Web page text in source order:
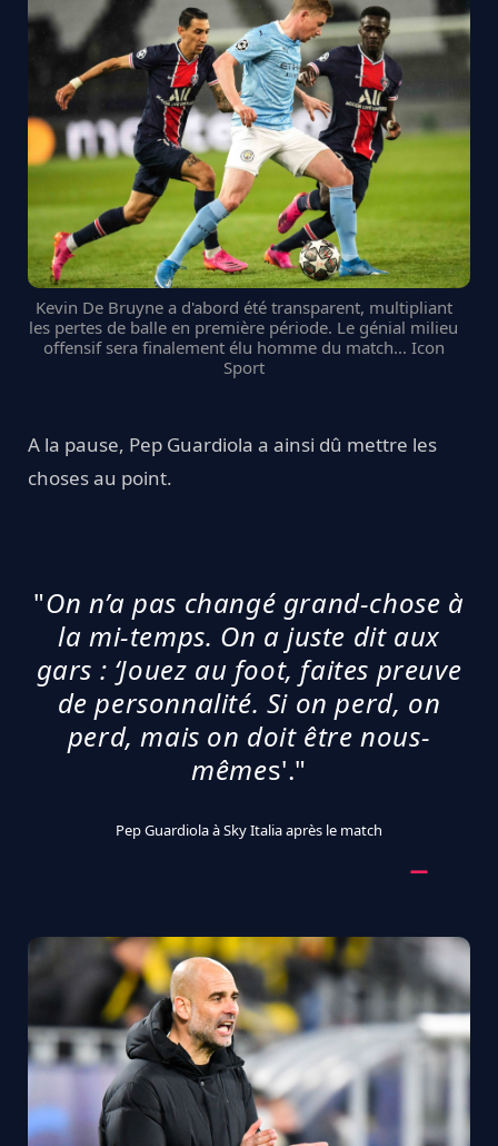
Kevin De Bruyne a d'abord été transparent, multipliant
les pertes de balle en première période. Le génial milieu
offensif sera finalement élu homme du match... Icon
Sport
A la pause, Pep Guardiola a ainsi dû mettre les
choses au point.
"On n’a pas changé grand-chose à
la mi-temps. On a juste dit aux
gars : ‘Jouez au foot, faites preuve
de personnalité. Si on perd, on
perd, mais on doit être nous-
mêmes'."
Pep Guardiola à Sky Italia après le match